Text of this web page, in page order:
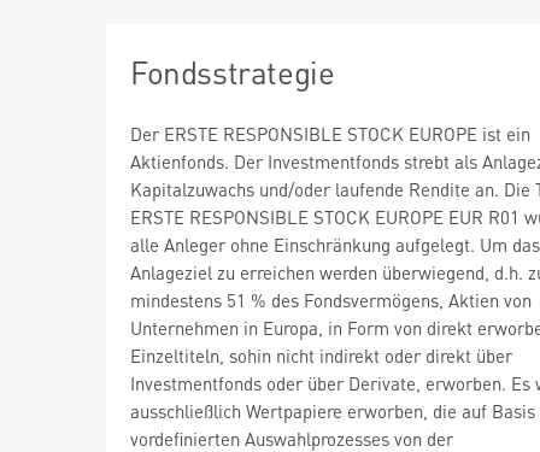
Fondsstrategie
Der ERSTE RESPONSIBLE STOCK EUROPE ist ein
Aktienfonds. Der Investmentfonds strebt als
Kapitalzuwachs und/oder laufende Rendite an. Die
ERSTE RESPONSIBLE STOCK EUROPE EUR R01
alle Anleger ohne Einschränkung aufgelegt. Um das
Anlageziel zu erreichen werden überwiegend, d.h.
mindestens 51 % des Fondsvermögens, Aktien von
Unternehmen in Europa, in Form von direkt
Einzeltiteln, sohin nicht indirekt oder direkt über
Investmentfonds oder über Derivate, erworben. Es
ausschließlich Wertpapiere erworben, die auf Basis
vordefinierten Auswahlprozesses von der